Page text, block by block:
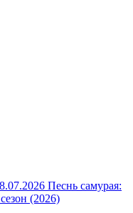
Песнь самурая:
(2026)